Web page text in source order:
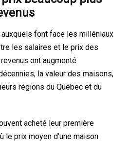
auxquels font face les milléniaux
les salaires et le prix des
ont augmenté
la valeur des maisons,
régions du Québec et du
acheté leur première
le prix moyen d’une maison